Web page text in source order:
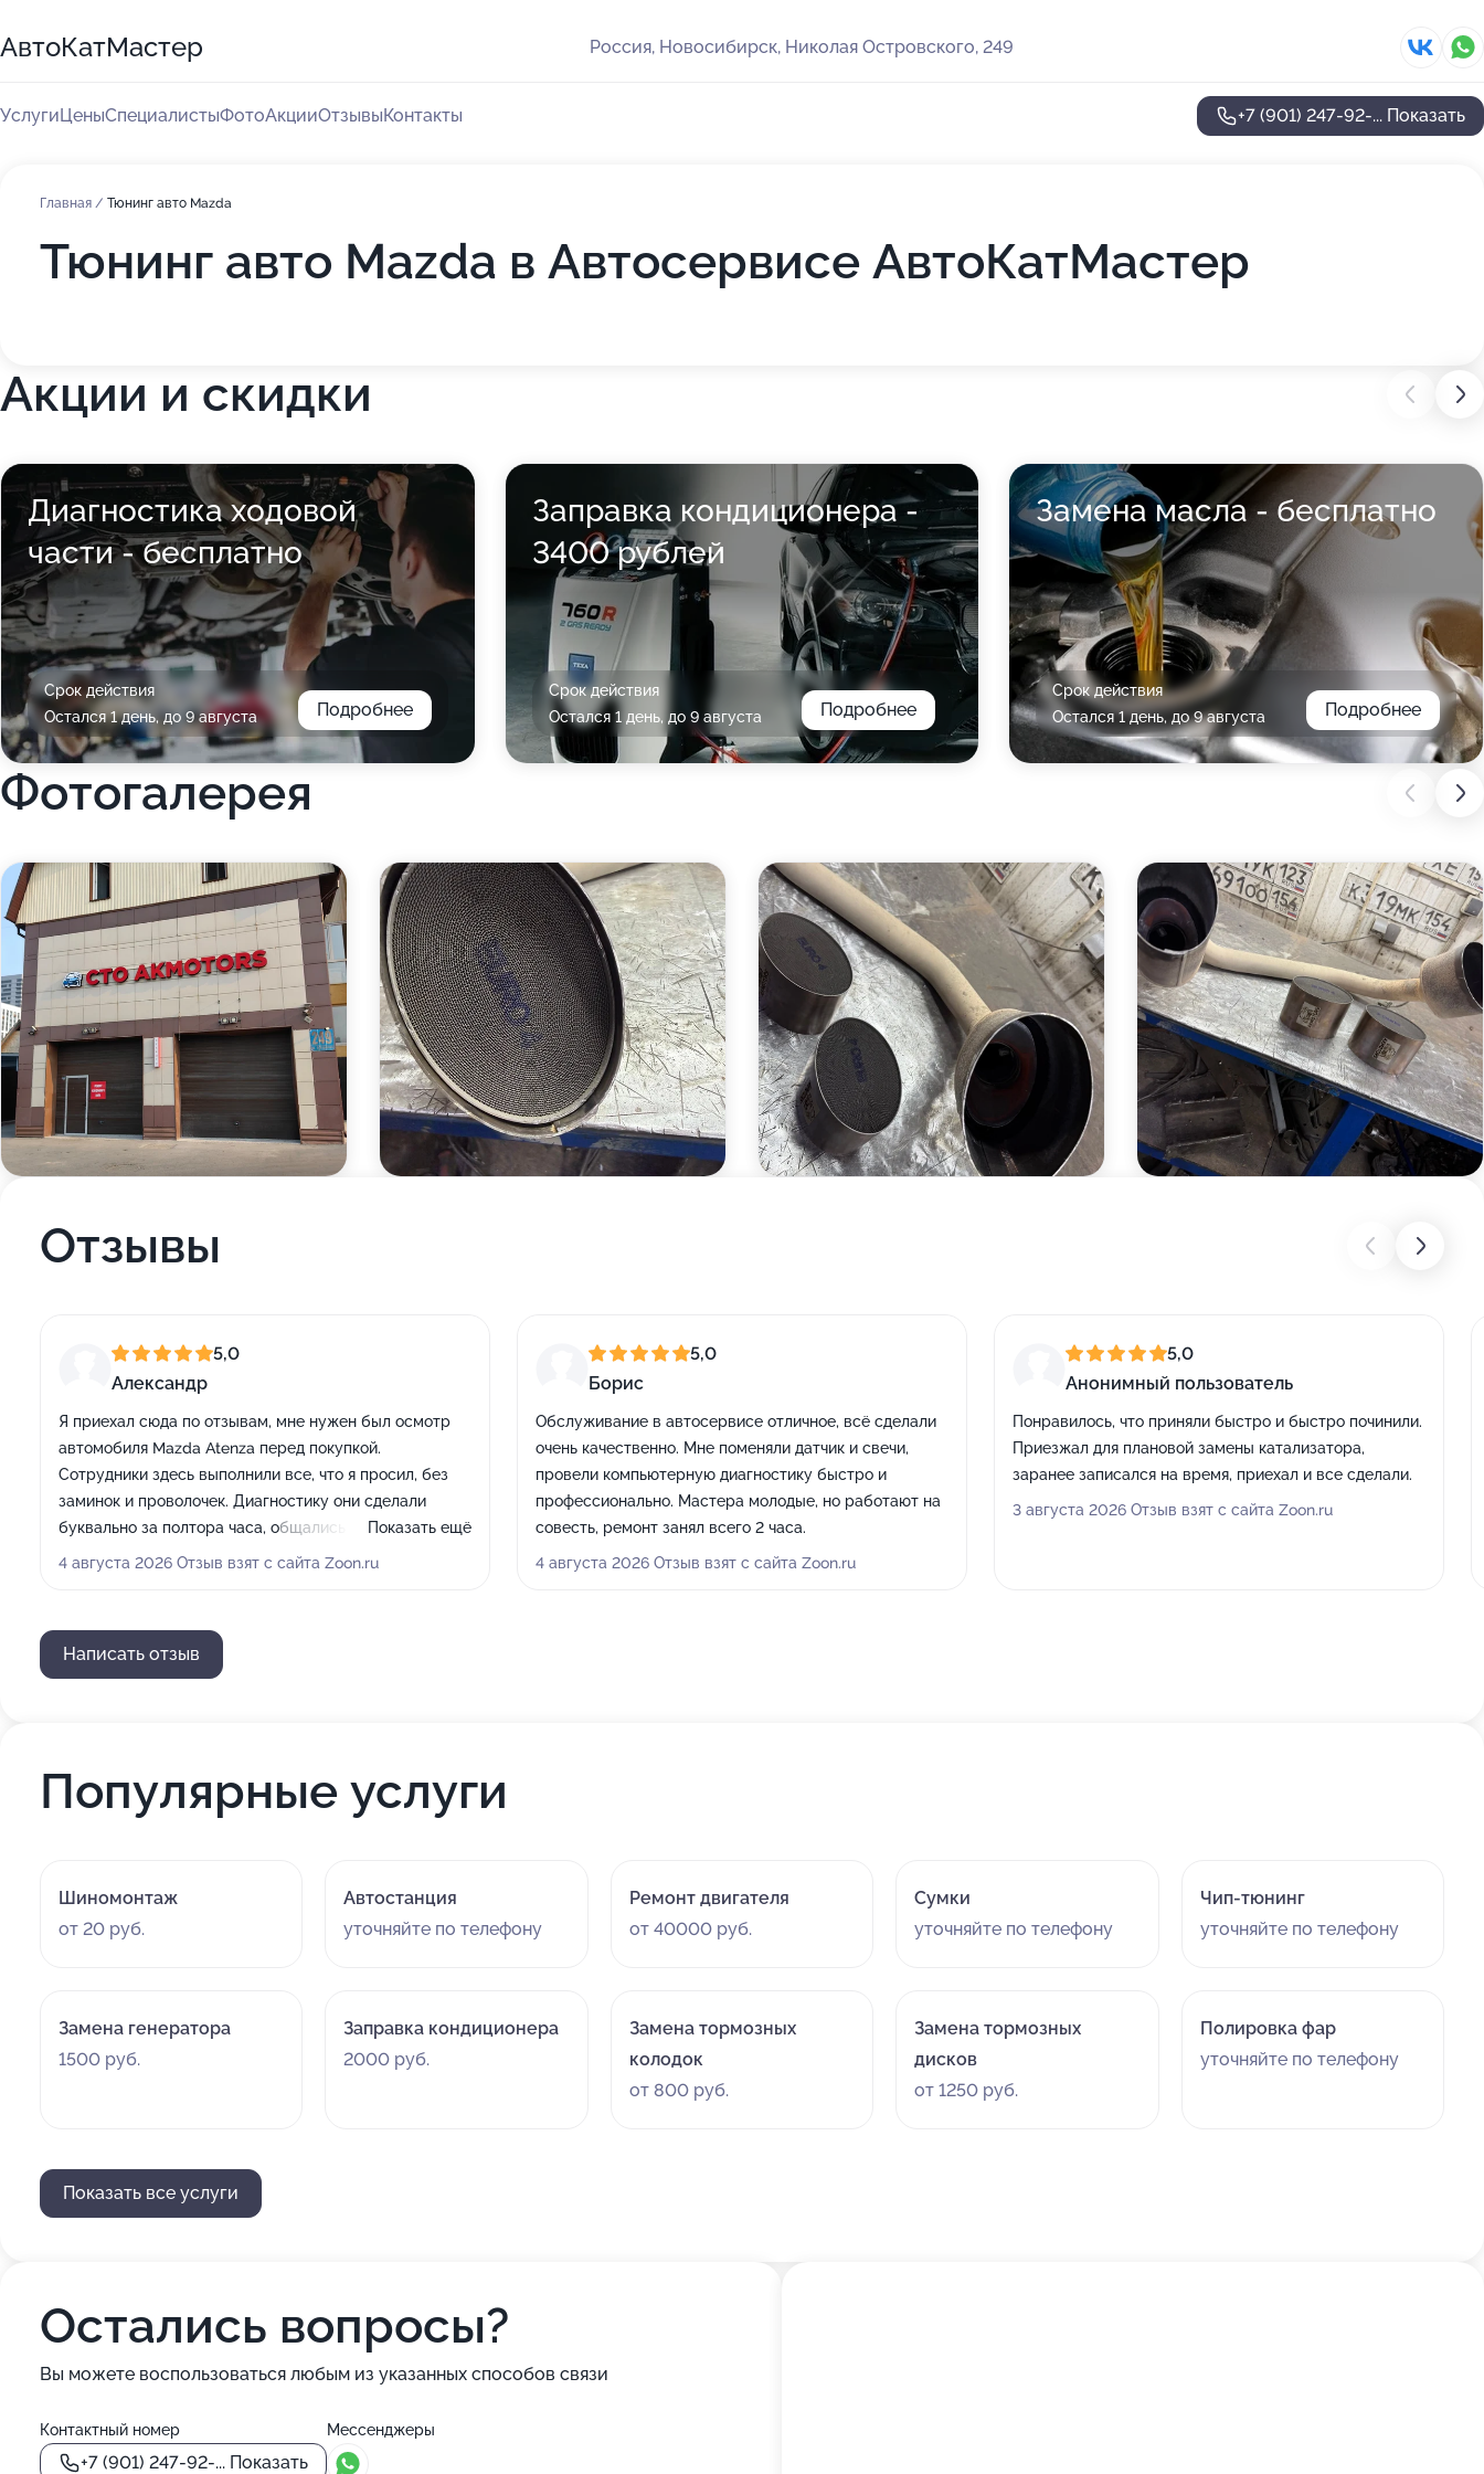
АвтоКатМастер Россия, Новосибирск, Николая Островского, 249
УслугиЦеныСпециалистыФотоАкцииОтзывыКонтакты +7 (901) 247-92-... Показать
Главная / Тюнинг авто Mazda
Тюнинг авто Mazda в Автосервисе АвтоКатМастер
Акции и скидки
Диагностика ходовой
части - бесплатно
Срок действия
Остался 1 день, до 9 августа
Подробнее
Заправка кондиционера -
3400 рублей
Срок действия
Остался 1 день, до 9 августа
Подробнее
Замена масла - бесплатно
Срок действия
Остался 1 день, до 9 августа
Подробнее
Фотогалерея
Отзывы
5,0
Александр
Я приехал сюда по отзывам, мне нужен был осмотр
автомобиля Mazda Atenza перед покупкой.
Сотрудники здесь выполнили все, что я просил, без
заминок и проволочек. Диагностику они сделали
буквально за полтора часа, общались со мной
нормально и без негатива.
Показать ещё
4 августа 2026 Отзыв взят с сайта Zoon.ru
5,0
Борис
Обслуживание в автосервисе отличное, всё сделали
очень качественно. Мне поменяли датчик и свечи,
провели компьютерную диагностику быстро и
профессионально. Мастера молодые, но работают на
совесть, ремонт занял всего 2 часа.
4 августа 2026 Отзыв взят с сайта Zoon.ru
5,0
Анонимный пользователь
Понравилось, что приняли быстро и быстро починили.
Приезжал для плановой замены катализатора,
заранее записался на время, приехал и все сделали.
3 августа 2026 Отзыв взят с сайта Zoon.ru
Написать отзыв
Популярные услуги
Шиномонтаж
от 20 руб.
Автостанция
уточняйте по телефону
Ремонт двигателя
от 40000 руб.
Сумки
уточняйте по телефону
Чип-тюнинг
уточняйте по телефону
Замена генератора
1500 руб.
Заправка кондиционера
2000 руб.
Замена тормозных
колодок
от 800 руб.
Замена тормозных
дисков
от 1250 руб.
Полировка фар
уточняйте по телефону
Показать все услуги
Остались вопросы?
Вы можете воспользоваться любым из указанных способов связи
Контактный номер
+7 (901) 247-92-... Показать
Мессенджеры